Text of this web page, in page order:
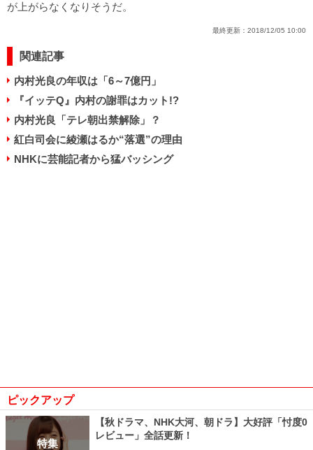
が上がらなくなりそうだ。
最終更新： 2018/12/05 10:00
関連記事
内村光良の年収は「6～7億円」
『イッテQ』内村の謝罪はカット!?
内村光良「テレ朝出禁解除」？
紅白司会に綾瀬はるか“落選”の理由
NHKに芸能記者から猛バッシング
ピックアップ
特集
【秋ドラマ、NHK大河、朝ドラ】大好評「忖度0
レビュー」全話更新！